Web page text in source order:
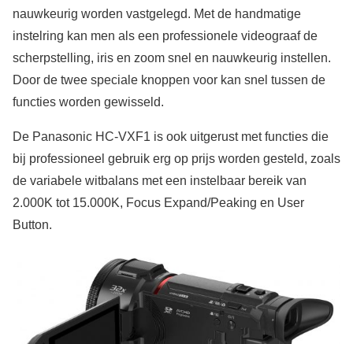
nauwkeurig worden vastgelegd. Met de handmatige
instelring kan men als een professionele videograaf de
scherpstelling, iris en zoom snel en nauwkeurig instellen.
Door de twee speciale knoppen voor kan snel tussen de
functies worden gewisseld.
De Panasonic HC-VXF1 is ook uitgerust met functies die
bij professioneel gebruik erg op prijs worden gesteld, zoals
de variabele witbalans met een instelbaar bereik van
2.000K tot 15.000K, Focus Expand/Peaking en User
Button.